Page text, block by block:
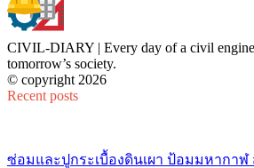
CIVIL-DIARY | Every day of a civil
tomorrow’s society.
© copyright 2026
Recent posts
ซ่อมและปูกระเบื้องดินเผา ป้อมมหากาฬ